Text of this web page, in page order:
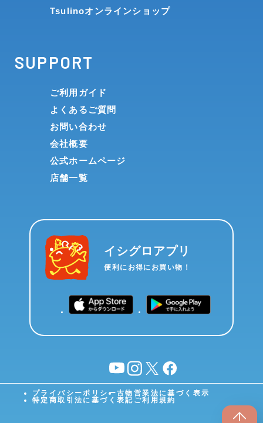
Tsulinoオンラインショップ
SUPPORT
ご利用ガイド
よくあるご質問
お問い合わせ
会社概要
公式ホームページ
店舗一覧
イシグロアプリ
便利にお得にお買い物！
YouTubeinstagram
X facebook
プライバシーポリシー古物営業法に基づく表示
特定商取引法に基づく表記 ご利用規約